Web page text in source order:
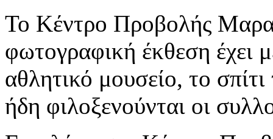
Το Κέντρο Προβολής
φωτογραφική έκθεση έχει
αθλητικό μουσείο, το
ήδη φιλοξενούνται οι